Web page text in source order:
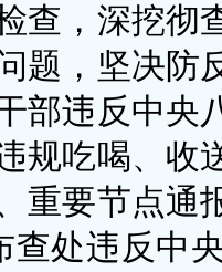
查，深挖彻
题，坚决防
部违反中央
规吃喝、收
重要节点通
查处违反中